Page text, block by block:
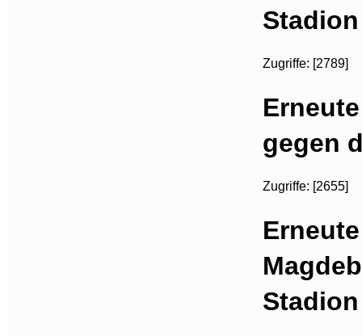
Zugriffe: [2789]
gegen
Zugriffe: [2655]
Stadion